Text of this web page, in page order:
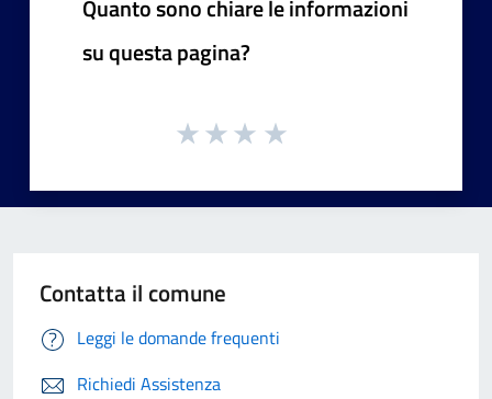
Quanto sono chiare le informazioni
su questa pagina?
Contatta il comune
Leggi le domande frequenti
Richiedi Assistenza